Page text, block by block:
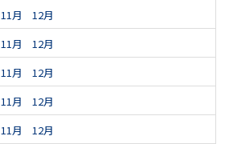
11月
12月
11月
12月
11月
12月
11月
12月
11月
12月